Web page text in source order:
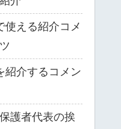
使える紹介コメ
紹介するコメン
護者代表の挨